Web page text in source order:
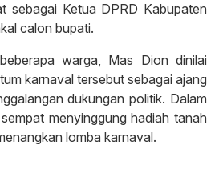
sebagai Ketua DPRD Kabupaten
calon bupati.
warga, Mas Dion dinilai
karnaval tersebut sebagai ajang
dukungan politik. Dalam
menyinggung hadiah tanah
lomba karnaval.